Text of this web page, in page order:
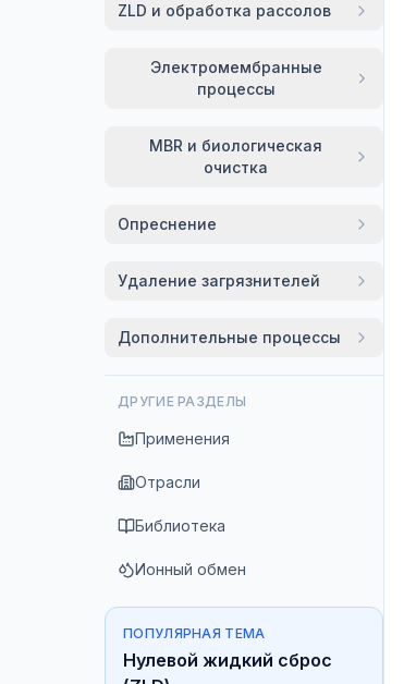
ZLD и обработка рассолов
Электромембранные
процессы
MBR и биологическая
очистка
Опреснение
Удаление загрязнителей
Дополнительные процессы
ДРУГИЕ РАЗДЕЛЫ
Применения
Отрасли
Библиотека
Ионный обмен
ПОПУЛЯРНАЯ ТЕМА
Нулевой жидкий сброс